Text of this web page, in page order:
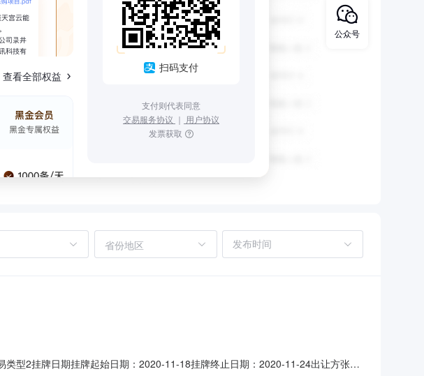
查看全部权益
扫码支付
支付则代表同意
交易服务协议 ｜ 用户协议
发票获取
省份地区
型2挂牌日期挂牌起始日期：2020-11-18挂牌终止日期：2020-11-24出让方张家
公众号